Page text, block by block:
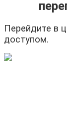
Перейдите в
доступом.